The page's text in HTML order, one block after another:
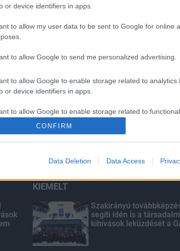
or device identifiers in apps.
to allow my user data to be sent to Google for online
to allow Google to send me personalized advertising.
to allow Google to enable storage related to analytics
or device identifiers in apps.
to allow Google to enable storage related to
to allow Google to enable storage related to
to allow Google to enable storage related to security,
CONFIRM
Data Deletion Data Access
KIEMELT
Szakirányú
segíti idén is a
kihívások leküzdését a